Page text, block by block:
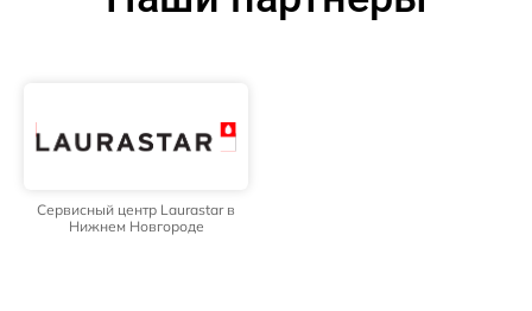
Сервисный центр Laurastar в
Нижнем Новгороде